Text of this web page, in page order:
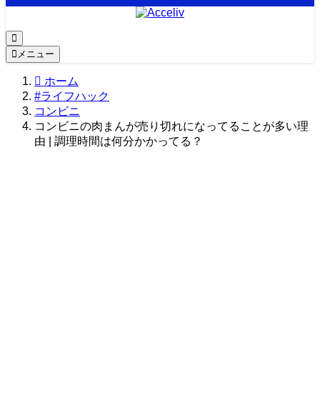
メニュー
ホーム
#ライフハック
コンビニ
コンビニの肉まんが売り切れになってることが多い理
由 | 調理時間は何分かかってる？